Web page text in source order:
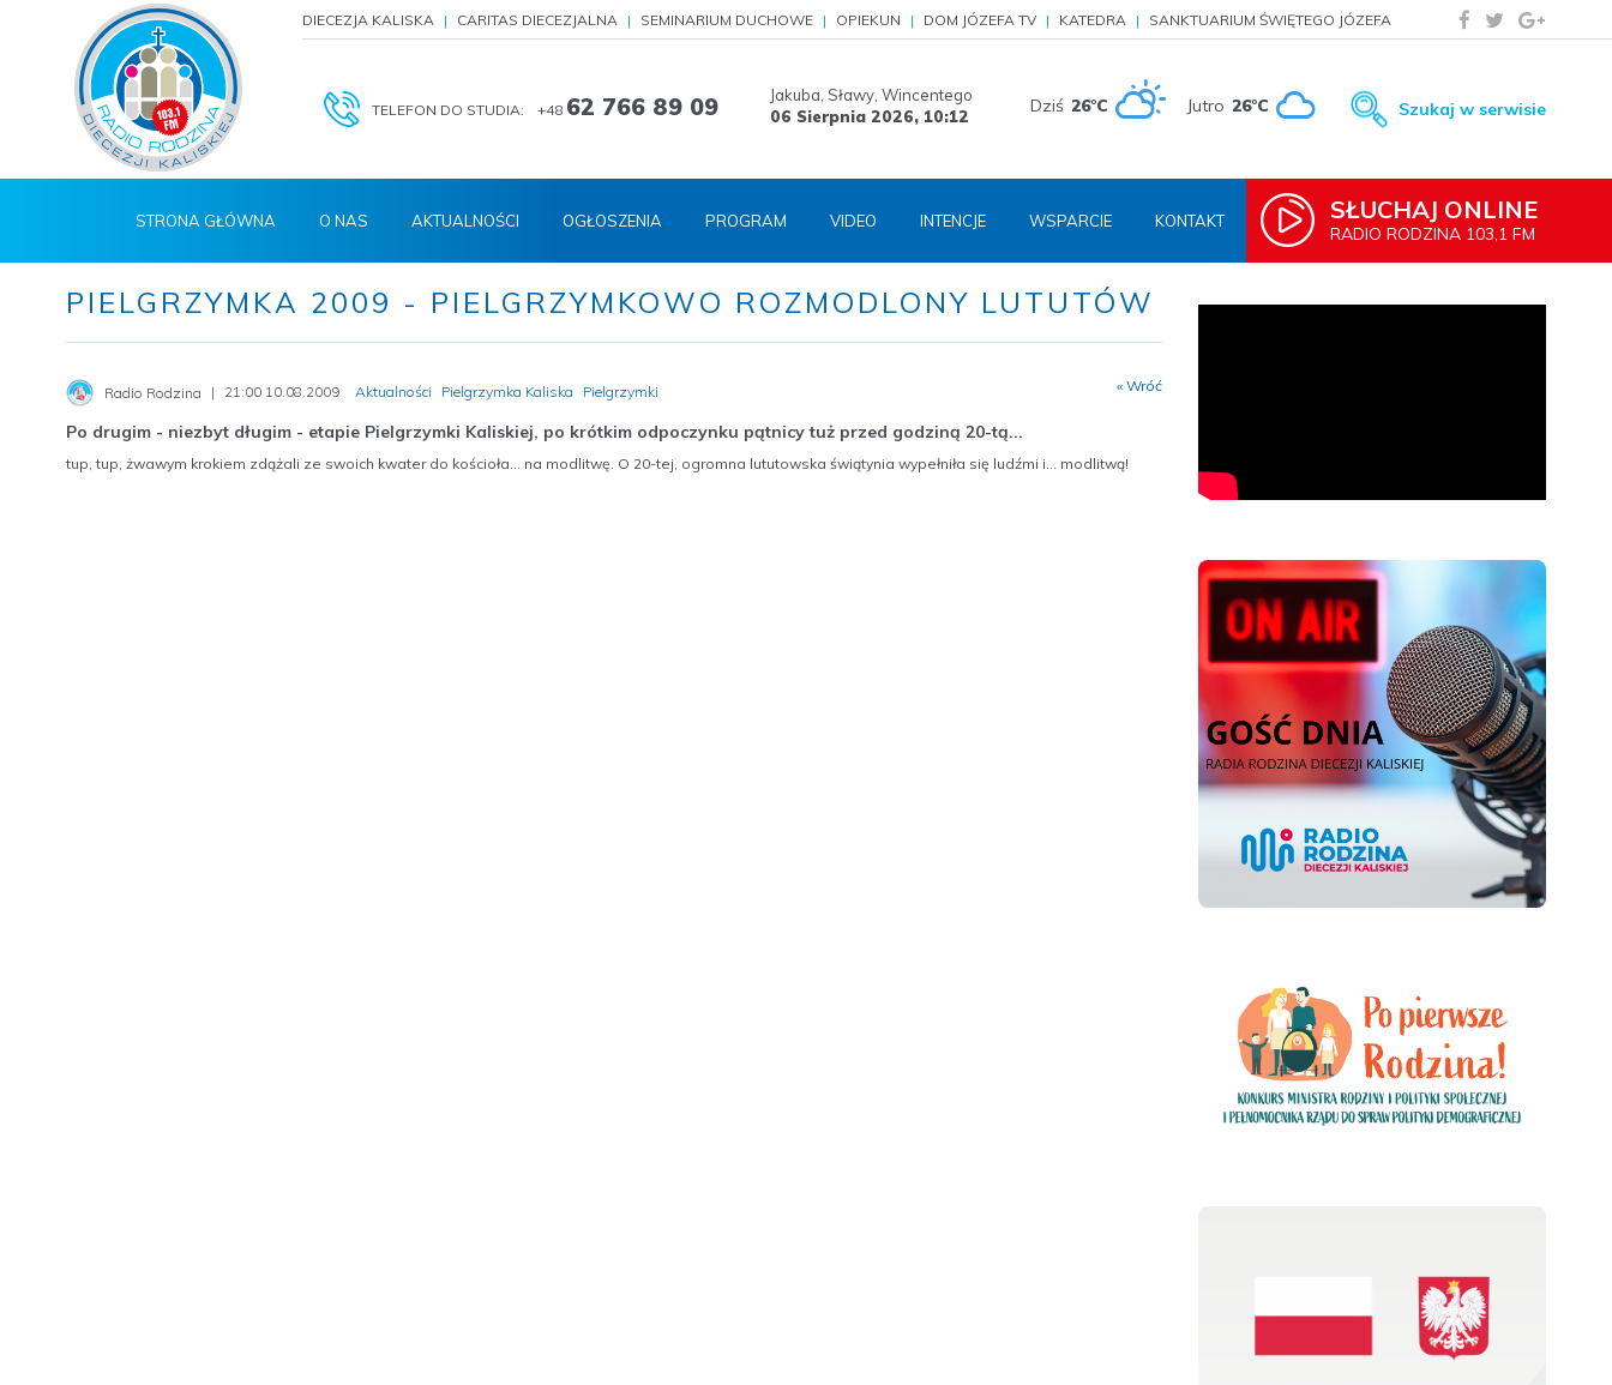
DIECEZJA KALISKA CARITAS DIECEZJALNA SEMINARIUM DUCHOWE OPIEKUN DOM JÓZEFA TV KATEDRA SANKTUARIUM ŚWIĘTEGO JÓZEFA
TELEFON DO STUDIA: +48 62 766 89 09
Jakuba, Sławy, Wincentego
06 Sierpnia 2026, 10:12 Dziś 26°C Jutro 26°C Szukaj w serwisie
SŁUCHAJ ONLINE
RADIO RODZINA 103,1 FM
STRONA GŁÓWNA O NAS AKTUALNOŚCI OGŁOSZENIA PROGRAM VIDEO INTENCJE WSPARCIE KONTAKT
PIELGRZYMKA 2009 - PIELGRZYMKOWO ROZMODLONY LUTUTÓW
Radio Rodzina 21:00 10.08.2009 Aktualności Pielgrzymka Kaliska Pielgrzymki « Wróć
Po drugim - niezbyt długim - etapie Pielgrzymki Kaliskiej, po krótkim odpoczynku pątnicy tuż przed godziną 20-tą...
tup, tup, żwawym krokiem zdążali ze swoich kwater do kościoła... na modlitwę. O 20-tej, ogromna lututowska świątynia wypełniła się ludźmi i... modlitwą!